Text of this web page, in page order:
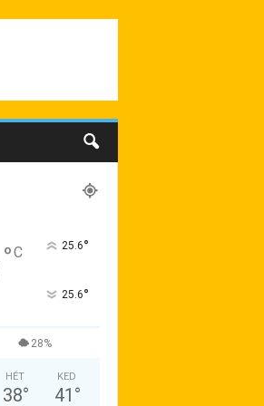
°C 25.6°
25.6°
28%
HÉT
38°
KED
41 °